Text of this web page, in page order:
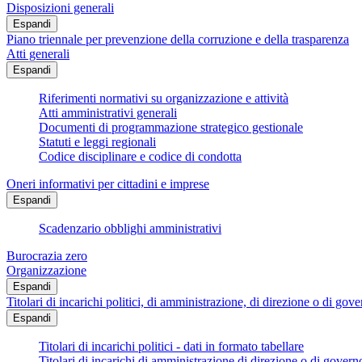
Disposizioni generali
Espandi
Piano triennale per prevenzione della corruzione e della trasparenza
Atti generali
Espandi
Riferimenti normativi su organizzazione e attività
Atti amministrativi generali
Documenti di programmazione strategico gestionale
Statuti e leggi regionali
Codice disciplinare e codice di condotta
Oneri informativi per cittadini e imprese
Espandi
Scadenzario obblighi amministrativi
Burocrazia zero
Organizzazione
Espandi
Titolari di incarichi politici, di amministrazione, di direzione o di
Espandi
Titolari di incarichi politici - dati in formato tabellare